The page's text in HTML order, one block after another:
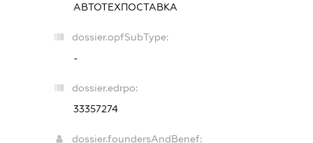
АВТОТЕХПОСТАВКА
dossier.opfSubType:
-
dossier.edrpo:
33357274
dossier.foundersAndBenef: